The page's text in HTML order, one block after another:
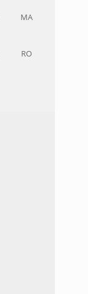
MA
RO